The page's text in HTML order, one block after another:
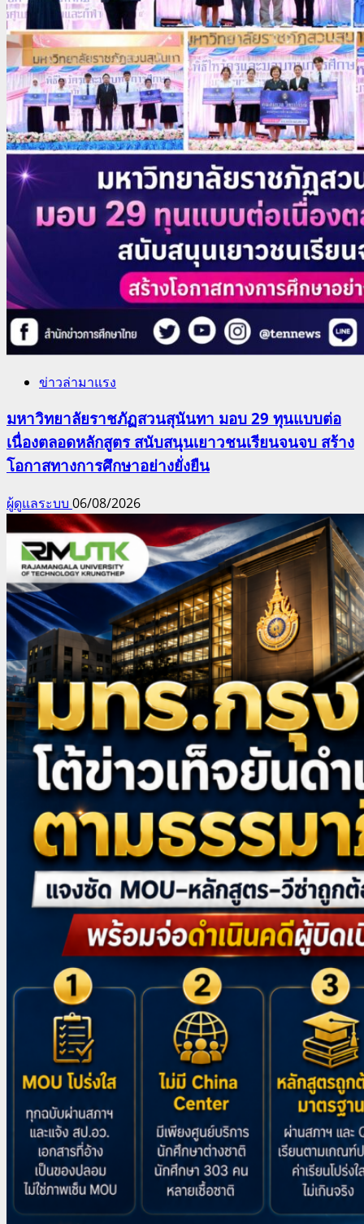
ข่าวล่ามาแรง
มหาวิทยาลัยราชภัฏสวนสุนันทา มอบ 29 ทุนแบบต่อ
เนื่องตลอดหลักสูตร สนับสนุนเยาวชนเรียนจนจบ สร้าง
โอกาสทางการศึกษาอย่างยั่งยืน
ผู้ดูแลระบบ 06/08/2026